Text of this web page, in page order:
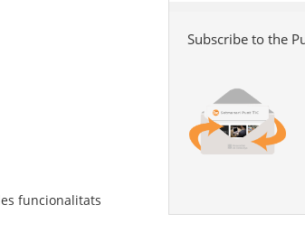
funcionalitats
Subscribe to the